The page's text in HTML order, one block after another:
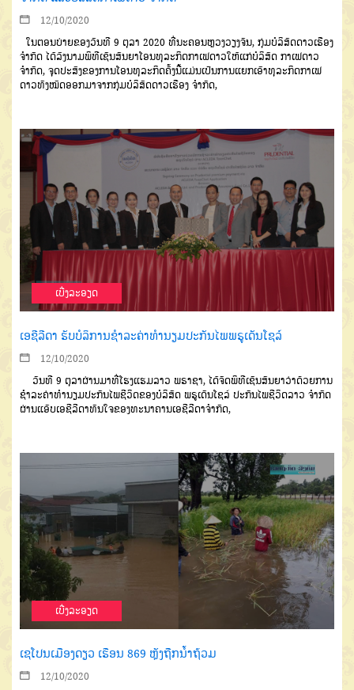
12/10/2020
ໃນຕອນບ່າຍຂອງວັນທີ 9 ຕຸລາ 2020 ທີ່ນະຄອນຫຼວງວຽງຈັນ, ກຸ່ມບໍລິສັດດາວເຮືອງ
ຈໍາກັດ ໄດ້ລົງນາມພິທີເຊັນສັນຍາໂອນທຸລະກິດກາເຟດາວໃຫ້ແກ່ບໍລິສັດ ກາເຟດາວ
ຈຳກັດ, ຈຸດປະສົງຂອງການໂອນທຸລະກິດຄັ້ງນີ້ແມ່ນເປັນການແຍກເອົາທຸລະກິດກາເຟ
ດາວທັງໝົດອອກມາຈາກກຸ່ມບໍລິສັດດາວເຮືອງ ຈໍາກັດ,
ເບີ່ງລະອຽດ
ເອຊີລີດາ ຮັບບໍລິການຊໍາລະຄ່າທຳນຽມປະກັນໄພພຣູເດັນໂຊລ໌
12/10/2020
ວັນທີ 9 ຕຸລາຜ່ານມາທີ່ໂຮງແຮມລາວ ພຣາຊາ, ໄດ້ຈັດພິທີເຊັນສັນຍາວ່າດ້ວຍການ
ຊຳລະຄ່າທຳນຽມປະກັນໄພຊີວິດຂອງບໍລິສັດ ພຣູເດັນໂຊລ໌ ປະກັນໄພຊີວິດລາວ ຈຳກັດ
ຜ່ານແອັບເອຊີລີດາທັນໃຈຂອງທະນາຄານເອຊີລີດາຈຳກັດ,
ເບີ່ງລະອຽດ
ເຊໂປນເມືອງດຽວ ເຮືອນ 869 ຫຼັງຖືກນໍ້າຖ້ວມ
12/10/2020